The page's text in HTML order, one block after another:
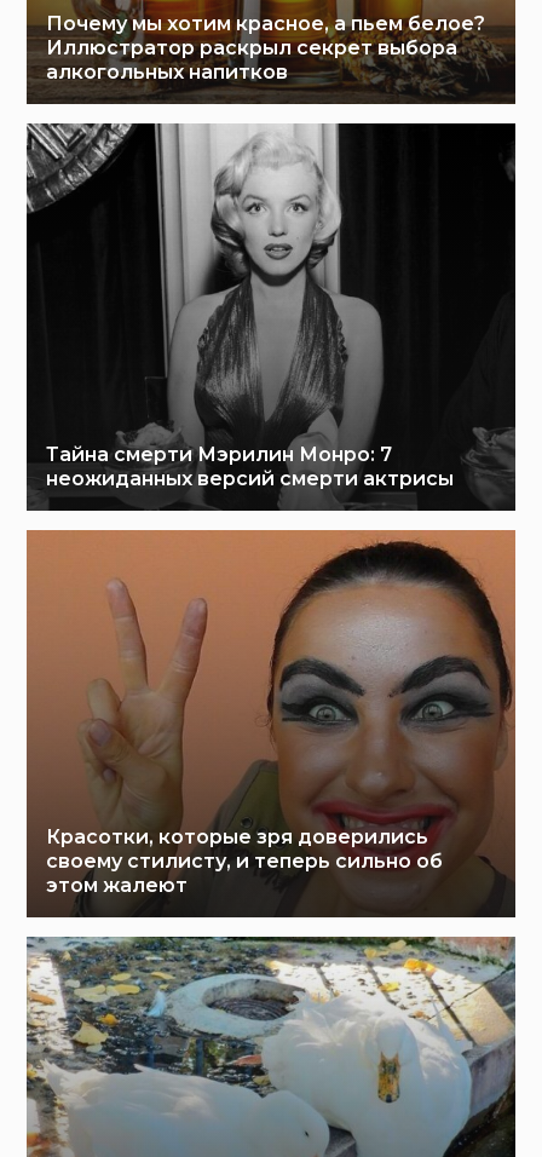
Почему мы хотим красное, а пьем белое?
Иллюстратор раскрыл секрет выбора
алкогольных напитков
Тайна смерти Мэрилин Монро: 7
неожиданных версий смерти актрисы
Красотки, которые зря доверились
своему стилисту, и теперь сильно об
этом жалеют